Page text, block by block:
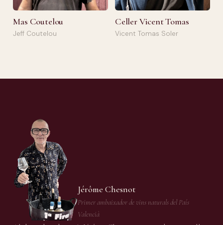
Mas Coutelou
Jeff Coutelou
Celler Vicent Tomas
Vicent Tomas Soler
Jérôme Chesnot
Primer ambaixador de vins naturals del País
Valencià